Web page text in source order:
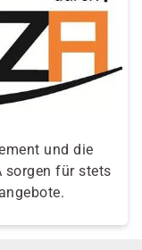
und die
sorgen für stets